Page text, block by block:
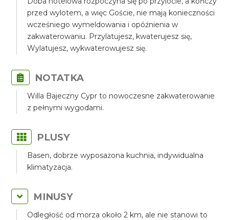
przed wylotem, a więc Goście, nie mają konieczności
wcześniego wymeldowania i opóźnienia w
zakwaterowaniu. Przylatujesz, kwaterujesz się,
Wylatujesz, wykwaterowujesz się.
NOTATKA
Willa Bajeczny Cypr to nowoczesne zakwaterowanie
z pełnymi wygodami.
PLUSY
Basen, dobrze wyposażona kuchnia, indywidualna
klimatyzacja.
MINUSY
Odległość od morza około 2 km, ale nie stanowi to